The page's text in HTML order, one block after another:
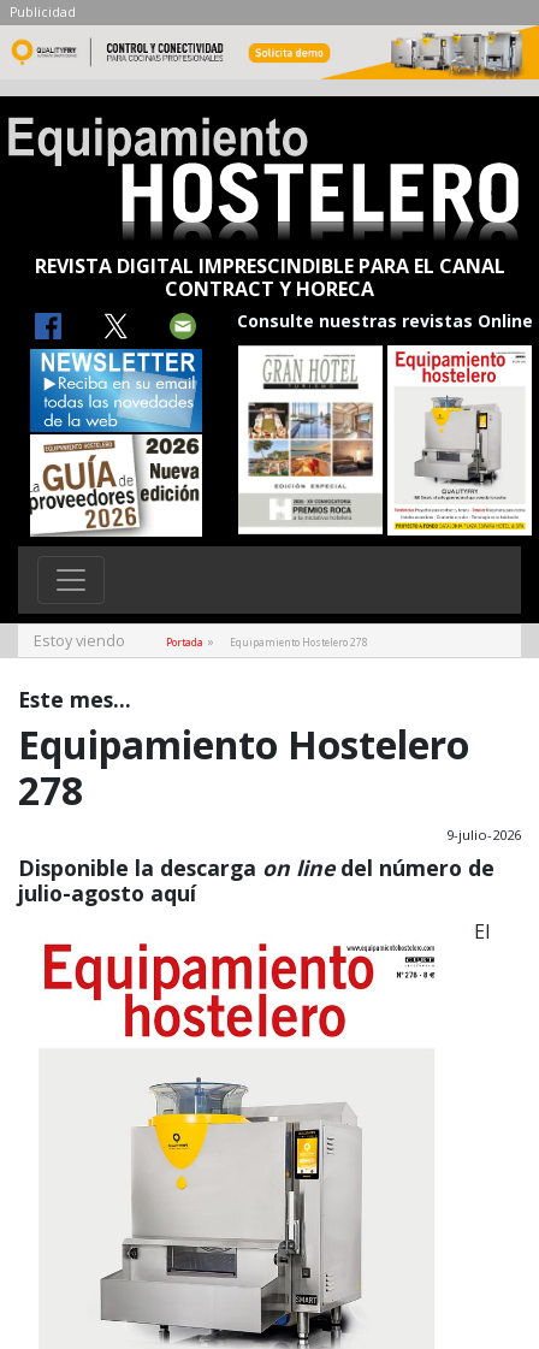
Publicidad
REVISTA DIGITAL IMPRESCINDIBLE PARA EL CANAL
CONTRACT Y HORECA
Consulte nuestras revistas Online
Estoy viendo Portada » Equipamiento Hostelero 278
Este mes...
Equipamiento Hostelero
278
9-julio-2026
Disponible la descarga on linedel número de
julio-agosto aquí
El